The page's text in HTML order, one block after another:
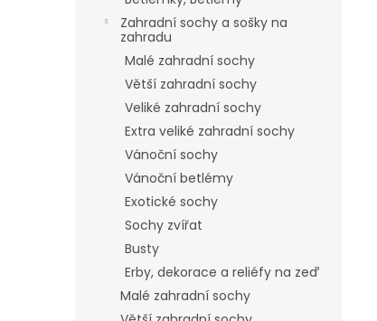
Zahradní sochy a sošky na
zahradu
Malé zahradní sochy
Větší zahradní sochy
Veliké zahradní sochy
Extra veliké zahradní sochy
Vánoční sochy
Vánoční betlémy
Exotické sochy
Sochy zvířat
Busty
Erby, dekorace a reliéfy na zeď
Malé zahradní sochy